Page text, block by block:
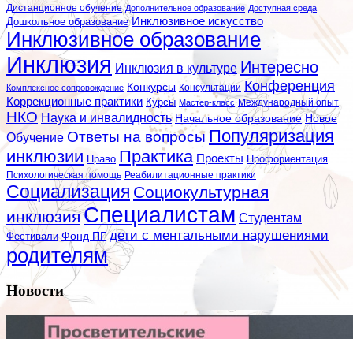
Дистанционное обучение Дополнительное образование Доступная среда
Дошкольное образование Инклюзивное искусство
Инклюзивное образование
Инклюзия Инклюзия в культуре Интересно
Комплексное сопровождение Конкурсы Консультации Конференция
Коррекционные практики Курсы Мастер-класс Международный опыт
НКО Наука и инвалидность Начальное образование Новое
Обучение Ответы на вопросы Популяризация
инклюзии Право Практика Проекты Профориентация
Психологическая помощь Реабилитационные практики
Социализация Социокультурная
инклюзияСпециалистам Студентам
Фестивали Фонд ПГ дети с ментальными нарушениями
родителям
Новости